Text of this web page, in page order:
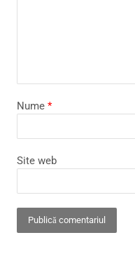
Nume *
Site web